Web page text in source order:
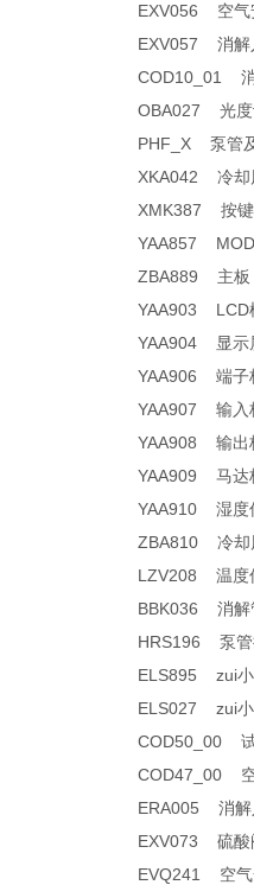
EXV056 空气
EXV057 消解
COD10_01
OBA027 光
PHF_X 泵管
XKA042 冷却
XMK387 按
YAA857
ZBA889 主板
YAA903 LCD
YAA904 显示
YAA906 端
YAA907 输入
YAA908 输出
YAA909 马
YAA910 湿度
ZBA810 冷
LZV208 温度
BBK036 消
HRS196 泵
ELS895 zui小
ELS027 zui小
COD50_00
COD47_00 空
ERA005 消解
EXV073 硫酸
EVQ241 空